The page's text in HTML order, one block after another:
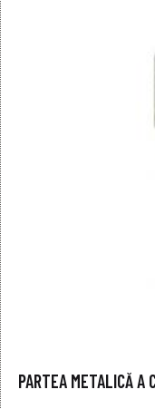
PARTEA METALICĂ A